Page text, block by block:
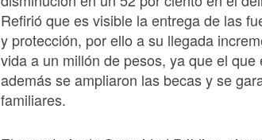
Refirió que es visible la entrega de las
y protección, por ello a su llegada
vida a un millón de pesos, ya que el
además se ampliaron las becas y se
familiares.